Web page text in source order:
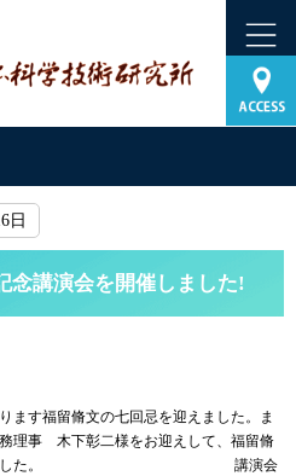
日
念講演会を開催しました!
ます福留脩文の七回忌を迎えました。ま
理事 木下彰二様をお迎えして、福留脩
を開催しました。 講演会